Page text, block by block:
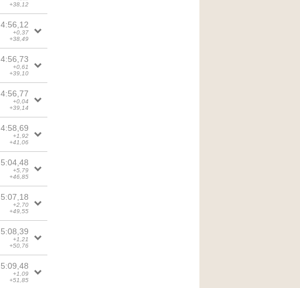
+38,12
4:56,12
+0,37
+38,49
4:56,73
+0,61
+39,10
4:56,77
+0,04
+39,14
4:58,69
+1,92
+41,06
5:04,48
+5,79
+46,85
5:07,18
+2,70
+49,55
5:08,39
+1,21
+50,76
5:09,48
+1,09
+51,85